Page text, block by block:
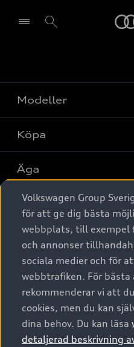
Modeller
Alla modeller
Elbilar
A6 modellerna
SUV
Avant
Audi Sport
Köpa
Privaterbjudanden
Privatleasing
Nya bilar i lager
Begagnade bilar i lager
Audi approved :plus - så
Finansiering
Audi exclusive
Provkörning
Äga
Service & tillbehör
Audi digital services
Originaltillbehör - köp
Garantier
Försäkring
Digitala manualer för din
Tjänstebil
Tjänstebil
Business lease online
Företagsleasing
Om Audi Sverige
Kontakta oss
Audi Återförsäljare/-
© 2026 AUDI SVERIGE. All
Volkswagen Group
för att ge dig bästa
webbplats, till exempel
och annonser
sociala medier och för
webbtrafiken. För bästa
rekommenderar vi att
cookies, men du kan
dina behov. Du kan läsa
detaljerad beskrivning